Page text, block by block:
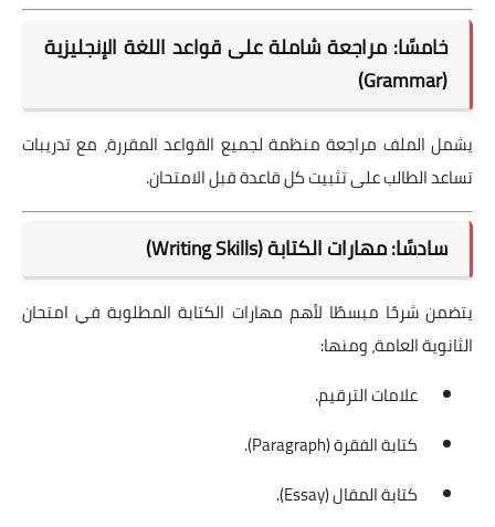
خامسًا: مراجعة شاملة على قواعد اللغة الإنجليزية
(Grammar)
يشمل الملف مراجعة منظمة لجميع القواعد المقررة، مع تدريبات
تساعد الطالب على تثبيت كل قاعدة قبل الامتحان.
سادسًا: مهارات الكتابة (Writing Skills)
يتضمن شرحًا مبسطًا لأهم مهارات الكتابة المطلوبة في امتحان
الثانوية العامة، ومنها:
علامات الترقيم.
كتابة الفقرة (Paragraph).
كتابة المقال (Essay).